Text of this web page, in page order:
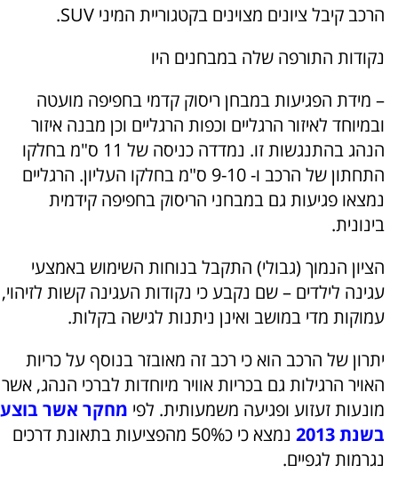
הרכב קיבל ציונים מצוינים בקטגוריית המיני SUV.
נקודות התורפה שלה במבחנים היו
– מידת הפגיעות במבחן ריסוק קדמי בחפיפה מועטה
ובמיוחד לאיזור הרגליים וכפות הרגליים וכן מבנה איזור
הנהג בהתנגשות זו. נמדדה כניסה של 11 ס"מ בחלקו
התחתון של הרכב ו- 9-10 ס"מ בחלקו העליון. הרגליים
נמצאו פגיעות גם במבחני הריסוק בחפיפה קידמית
בינונית.
הציון הנמוך (גבולי) התקבל בנוחות השימוש באמצעי
עגינה לילדים – שם נקבע כי נקודות העגינה קשות לזיהוי,
עמוקות מדי במושב ואינן ניתנות לגישה בקלות.
יתרון של הרכב הוא כי רכב זה מאובזר בנוסף על כריות
האויר הרגילות גם בכריות אוויר מיוחדות לברכי הנהג, אשר
מונעות זעזוע ופגיעה משמעותית. לפי מחקר אשר בוצע
בשנת 2013
נמצא כי כ50% מהפציעות בתאונת דרכים
נגרמות לגפיים.